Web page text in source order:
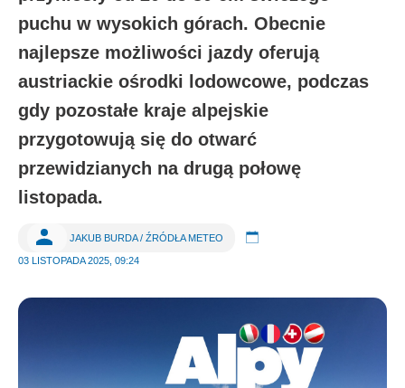
puchu w wysokich górach. Obecnie
najlepsze możliwości jazdy oferują
austriackie ośrodki lodowcowe, podczas
gdy pozostałe kraje alpejskie
przygotowują się do otwarć
przewidzianych na drugą połowę
listopada.​
JAKUB BURDA / ŹRÓDŁA METEO
03 LISTOPADA 2025, 09:24